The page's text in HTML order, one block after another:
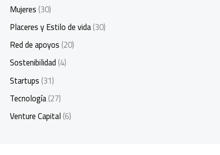
Mujeres(30)
Placeres y Estilo de vida(30)
Red de apoyos(20)
Sostenibilidad(4)
Startups(31)
Tecnología(27)
Venture Capital(6)